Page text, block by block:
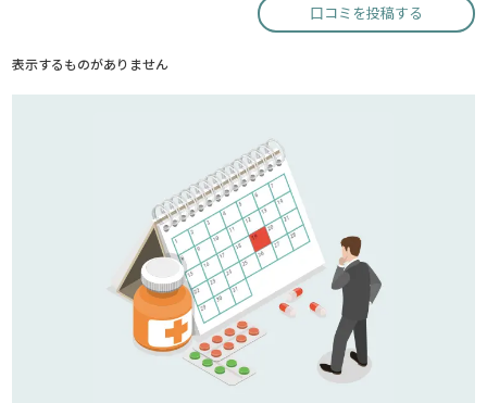
口コミを投稿する
表示するものがありません